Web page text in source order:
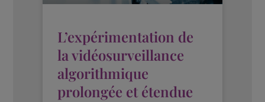
L’expérimentation de
la vidéosurveillance
algorithmique
prolongée et étendue